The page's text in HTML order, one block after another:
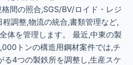
間の照合,SGS/BV/ロイド・レジ
調整,物流の統合,書類管理など,
体を管理します。 最近,中東の製
トンの構造用鋼材案件では,チ
る4つの製鉄所を調整し,生産スケ